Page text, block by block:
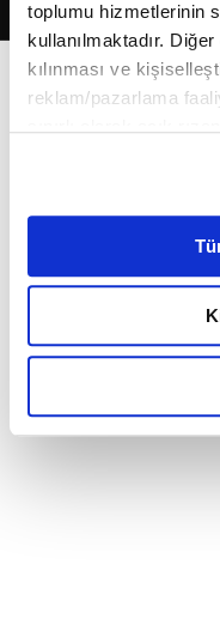
toplumu hizmetlerinin
kullanılmaktadır.
kılınması ve
reklam/pazarlama
belirleyebilirsiniz.
Ayarlar butonuna
Metnimizi ziyaret
6698 sayılı Kişisel
okumak ve sitemizi
gerçekleştirilen veri
detaylı bilgi almak